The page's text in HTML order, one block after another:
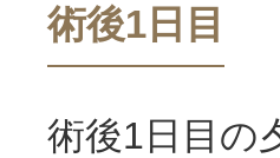
術後1日目
術後1日目の